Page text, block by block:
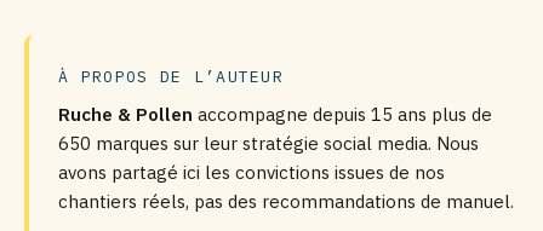
À PROPOS DE L’AUTEUR
Ruche & Pollen accompagne depuis 15 ans plus de
650 marques sur leur stratégie social media. Nous
avons partagé ici les convictions issues de nos
chantiers réels, pas des recommandations de manuel.